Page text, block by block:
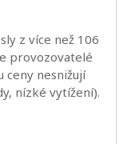
z více než 106
provozovatelé
ceny nesnižují
nízké vytížení).